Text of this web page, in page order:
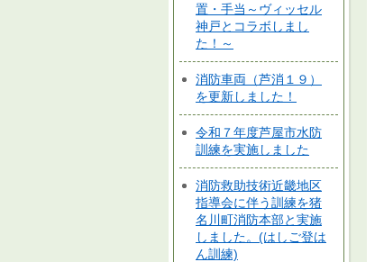
置・手当～ヴィッセル
神戸とコラボしまし
た！～
消防車両（芦消１９）
を更新しました！
令和７年度芦屋市水防
訓練を実施しました
消防救助技術近畿地区
指導会に伴う訓練を猪
名川町消防本部と実施
しました。(はしご登は
ん訓練)